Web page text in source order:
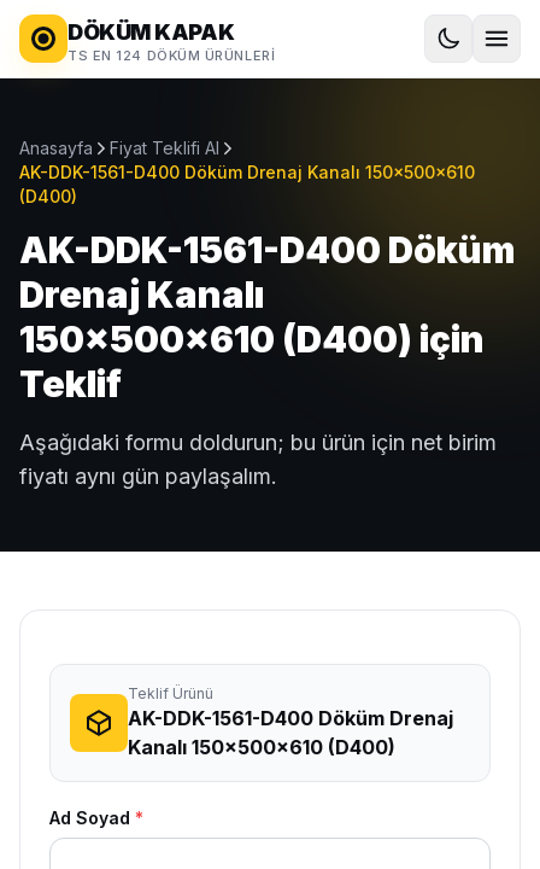
DÖKÜM KAPAK
TS EN 124 DÖKÜM ÜRÜNLERI
Anasayfa
Fiyat Teklifi Al
AK-DDK-1561-D400 Döküm Drenaj Kanalı 150x500x610
(D400)
AK-DDK-1561-D400 Döküm
Drenaj Kanalı
150x500x610 (D400) için
Teklif
Aşağıdaki formu doldurun; bu ürün için net birim
fiyatı aynı gün paylaşalım.
Teklif Ürünü
AK-DDK-1561-D400 Döküm Drenaj
Kanalı 150x500x610 (D400)
Ad Soyad *